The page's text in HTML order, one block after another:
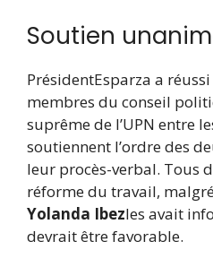
Soutien
PrésidentEsparza a
membres du conseil
suprême de l’UPN entre
soutiennent l’ordre des
leur procès-verbal. Tous
réforme du travail,
Yolanda Ibezles avait
devrait être favorable.